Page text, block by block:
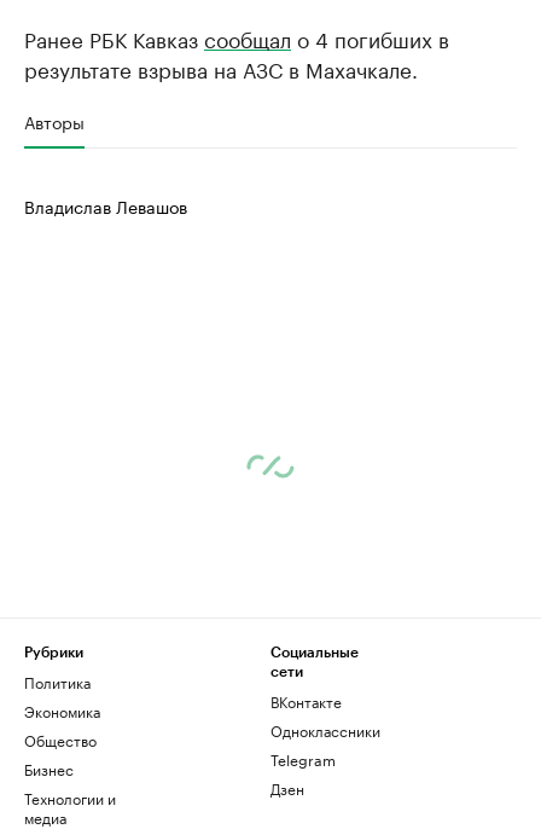
Ранее РБК Кавказсообщал о 4 погибших в
результате взрыва на АЗС в Махачкале.
Авторы
Владислав Левашов
Рубрики
Политика
Экономика
Общество
Бизнес
Технологии и
медиа
Социальные
сети
ВКонтакте
Одноклассники
Telegram
Дзен